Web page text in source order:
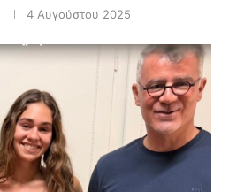
4 Αυγούστου 2025